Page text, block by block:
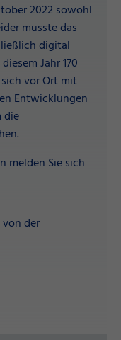
2022 sowohl
musste das
digital
Jahr 170
vor Ort mit
Entwicklungen
die
melden Sie sich
der